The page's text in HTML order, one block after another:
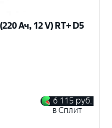
Ач, 12 V) RT+ D5
6 115 руб.
в Сплит